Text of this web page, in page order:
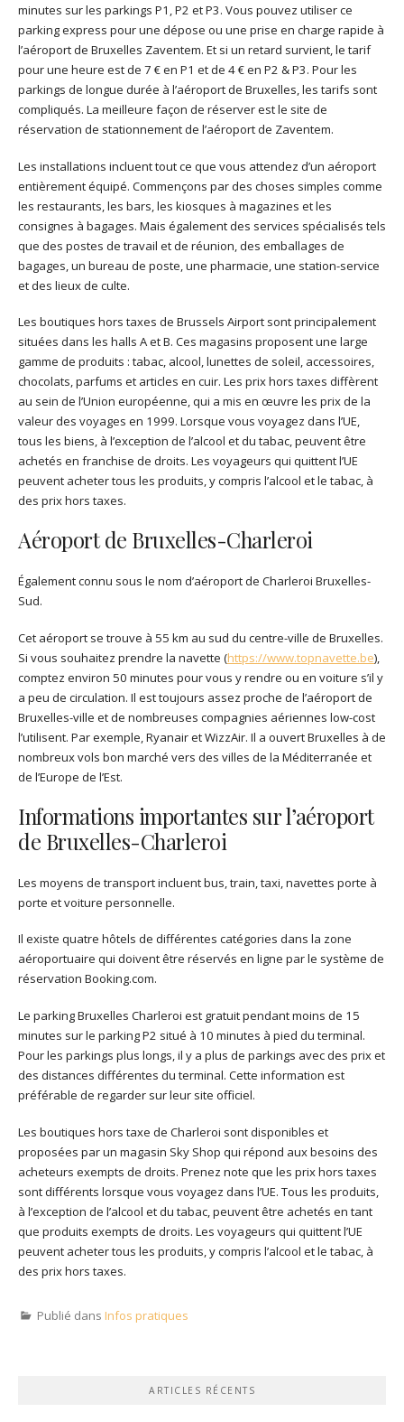
minutes sur les parkings P1, P2 et P3. Vous pouvez utiliser ce
parking express pour une dépose ou une prise en charge rapide à
l’aéroport de Bruxelles Zaventem. Et si un retard survient, le tarif
pour une heure est de 7 € en P1 et de 4 € en P2 & P3. Pour les
parkings de longue durée à l’aéroport de Bruxelles, les tarifs sont
compliqués. La meilleure façon de réserver est le site de
réservation de stationnement de l’aéroport de Zaventem.
Les installations incluent tout ce que vous attendez d’un aéroport
entièrement équipé. Commençons par des choses simples comme
les restaurants, les bars, les kiosques à magazines et les
consignes à bagages. Mais également des services spécialisés tels
que des postes de travail et de réunion, des emballages de
bagages, un bureau de poste, une pharmacie, une station-service
et des lieux de culte.
Les boutiques hors taxes de Brussels Airport sont principalement
situées dans les halls A et B. Ces magasins proposent une large
gamme de produits : tabac, alcool, lunettes de soleil, accessoires,
chocolats, parfums et articles en cuir. Les prix hors taxes diffèrent
au sein de l’Union européenne, qui a mis en œuvre les prix de la
valeur des voyages en 1999. Lorsque vous voyagez dans l’UE,
tous les biens, à l’exception de l’alcool et du tabac, peuvent être
achetés en franchise de droits. Les voyageurs qui quittent l’UE
peuvent acheter tous les produits, y compris l’alcool et le tabac, à
des prix hors taxes.
Aéroport de Bruxelles-Charleroi
Également connu sous le nom d’aéroport de Charleroi Bruxelles-
Sud.
Cet aéroport se trouve à 55 km au sud du centre-ville de Bruxelles.
Si vous souhaitez prendre la navette (https://www.topnavette.be),
comptez environ 50 minutes pour vous y rendre ou en voiture s’il y
a peu de circulation. Il est toujours assez proche de l’aéroport de
Bruxelles-ville et de nombreuses compagnies aériennes low-cost
l’utilisent. Par exemple, Ryanair et WizzAir. Il a ouvert Bruxelles à de
nombreux vols bon marché vers des villes de la Méditerranée et
de l’Europe de l’Est.
Informations importantes sur l’aéroport
de Bruxelles-Charleroi
Les moyens de transport incluent bus, train, taxi, navettes porte à
porte et voiture personnelle.
Il existe quatre hôtels de différentes catégories dans la zone
aéroportuaire qui doivent être réservés en ligne par le système de
réservation Booking.com.
Le parking Bruxelles Charleroi est gratuit pendant moins de 15
minutes sur le parking P2 situé à 10 minutes à pied du terminal.
Pour les parkings plus longs, il y a plus de parkings avec des prix et
des distances différentes du terminal. Cette information est
préférable de regarder sur leur site officiel.
Les boutiques hors taxe de Charleroi sont disponibles et
proposées par un magasin Sky Shop qui répond aux besoins des
acheteurs exempts de droits. Prenez note que les prix hors taxes
sont différents lorsque vous voyagez dans l’UE. Tous les produits,
à l’exception de l’alcool et du tabac, peuvent être achetés en tant
que produits exempts de droits. Les voyageurs qui quittent l’UE
peuvent acheter tous les produits, y compris l’alcool et le tabac, à
des prix hors taxes.
Publié dans Infos pratiques
ARTICLES RÉCENTS